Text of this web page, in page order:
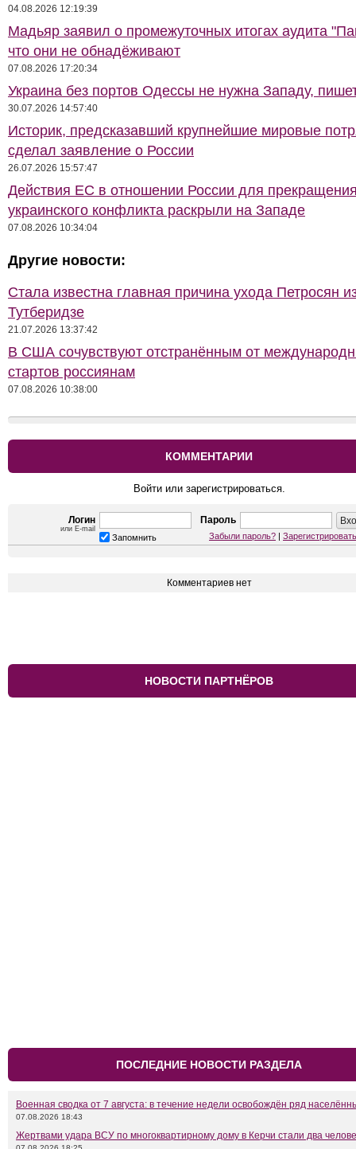
04.08.2026 12:19:39
Мадьяр заявил о промежуточных итогах аудита
что они не обнадёживают
07.08.2026 17:20:34
Украина без портов Одессы не нужна Западу,
30.07.2026 14:57:40
Историк, предсказавший крупнейшие мировые
сделал заявление о России
26.07.2026 15:57:47
Действия ЕС в отношении России для
украинского конфликта раскрыли на Западе
07.08.2026 10:34:04
Другие новости:
Стала известна главная причина ухода Петросян
Тутберидзе
21.07.2026 13:37:42
В США сочувствуют отстранённым от
стартов россиянам
07.08.2026 10:38:00
КОММЕНТАРИИ
Войти или зарегистрироваться.
Логин
или E-mail
Пароль
Запомнить Забыли пароль? |
Комментариев нет
НОВОСТИ ПАРТНЁРОВ
ПОСЛЕДНИЕ НОВОСТИ РАЗДЕЛА
Военная сводка от 7 августа: в течение недели освобождён ряд
07.08.2026 18:43
Жертвами удара ВСУ по многоквартирному дому в Керчи стали два